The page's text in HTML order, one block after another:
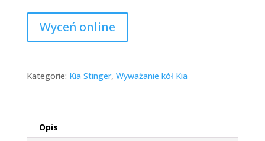
Wyceń online
Kategorie: Kia Stinger, Wyważanie kół Kia
Opis